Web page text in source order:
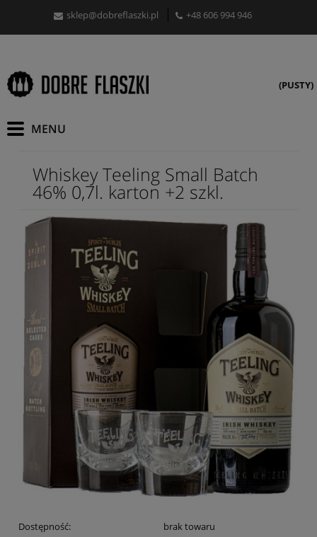
sklep@dobreflaszki.pl +48 606 994 946
(PUSTY)
Whiskey Teeling Small Batch
46% 0,7l. karton +2 szkl.
Dostępność: brak towaru